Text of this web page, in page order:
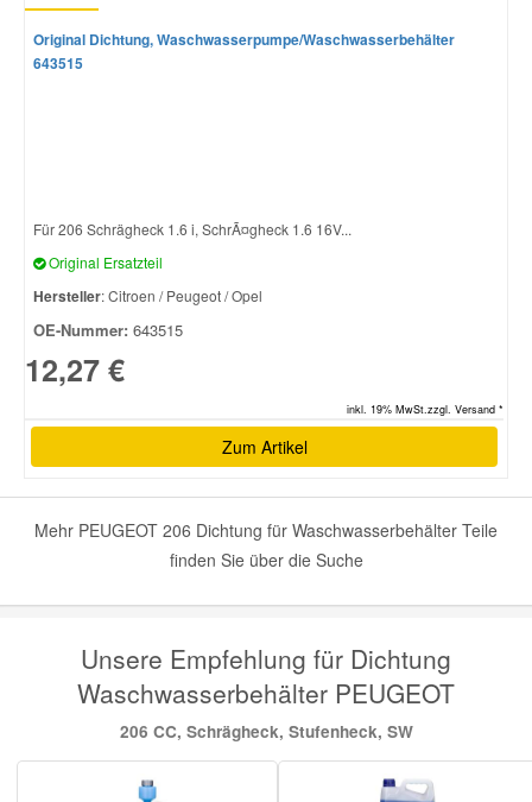
Original Dichtung, Waschwasserpumpe/Waschwasserbehälter
643515
Für 206 Schrägheck 1.6 i, SchrÃ¤gheck 1.6 16V...
Original Ersatzteil
Hersteller: Citroen / Peugeot / Opel
OE-Nummer: 643515
12,27 €
inkl. 19% MwSt.zzgl. Versand *
Zum Artikel
Mehr PEUGEOT 206 Dichtung für Waschwasserbehälter Teile
finden Sie über die Suche
Unsere Empfehlung für Dichtung
Waschwasserbehälter PEUGEOT
206 CC, Schrägheck, Stufenheck, SW